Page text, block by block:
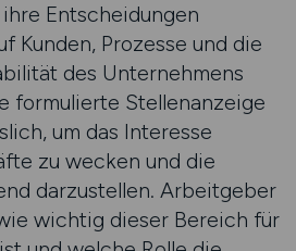
Entscheidungen
Kunden, Prozesse und die
des Unternehmens
formulierte Stellenanzeige
um das Interesse
zu wecken und die
darzustellen. Arbeitgeber
wichtig dieser Bereich für